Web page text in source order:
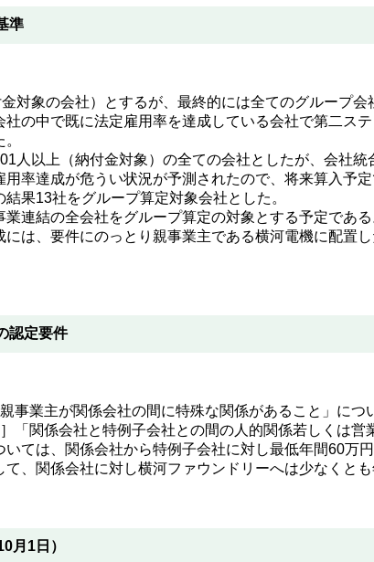
準
対象の会社）とするが、最終的には全てのグループ会
の中で既に法定雇用率を達成している会社で第二ス
人以上（納付金対象）の全ての会社としたが、会社
率達成が危うい状況が予測されたので、将来算入予
果13社をグループ算定対象会社とした。
連結の全会社をグループ算定の対象とする予定である
は、要件にのっとり親事業主である横河電機に配置
認定要件
事業主が関係会社の間に特殊な関係があること」に
「関係会社と特例子会社との間の人的関係若しくは
ては、関係会社から特例子会社に対し最低年間60万
、関係会社に対し横河ファウンドリーへは少なくと
月1日）